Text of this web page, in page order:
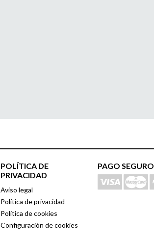
POLÍTICA DE
PRIVACIDAD
Aviso legal
Política de privacidad
Política de cookies
Configuración de cookies
PAGO SEGURO